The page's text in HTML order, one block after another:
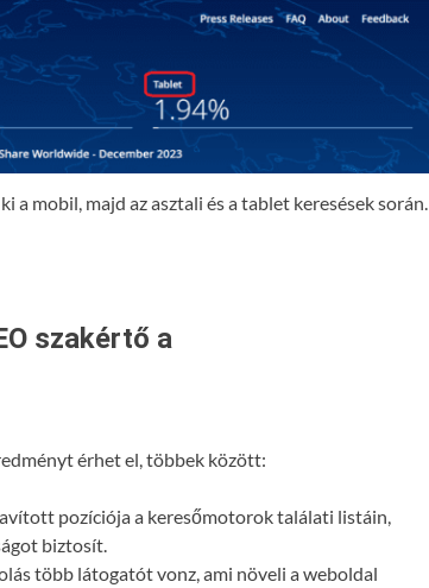
mobil, majd az asztali és a tablet keresések során.
szakértő a
érhet el, többek között:
pozíciója a keresőmotorok találati listáin,
biztosít.
több látogatót vonz, ami növeli a weboldal